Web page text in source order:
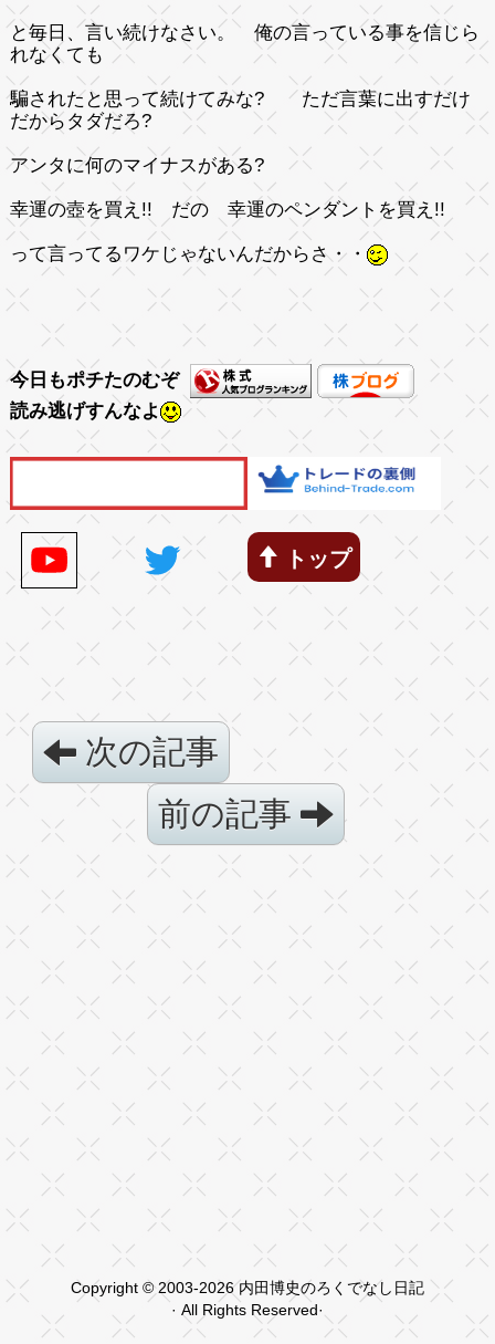
と毎日、言い続けなさい。 俺の言っている事を信じら
れなくても
騙されたと思って続けてみな? ただ言葉に出すだけ
だからタダだろ?
アンタに何のマイナスがある?
幸運の壺を買え!! だの 幸運のペンダントを買え!!
って言ってるワケじゃないんだからさ・・
今日もポチたのむぞ
読み逃げすんなよ
トップ
次の記事
前の記事
Copyright © 2003-2026 内田博史のろくでなし日記
· All Rights Reserved·